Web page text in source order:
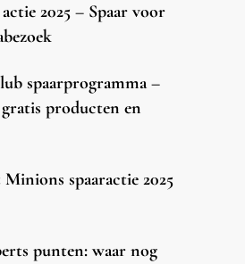
2025 – Spaar voor
spaarprogramma –
producten en
spaaractie 2025
punten: waar nog